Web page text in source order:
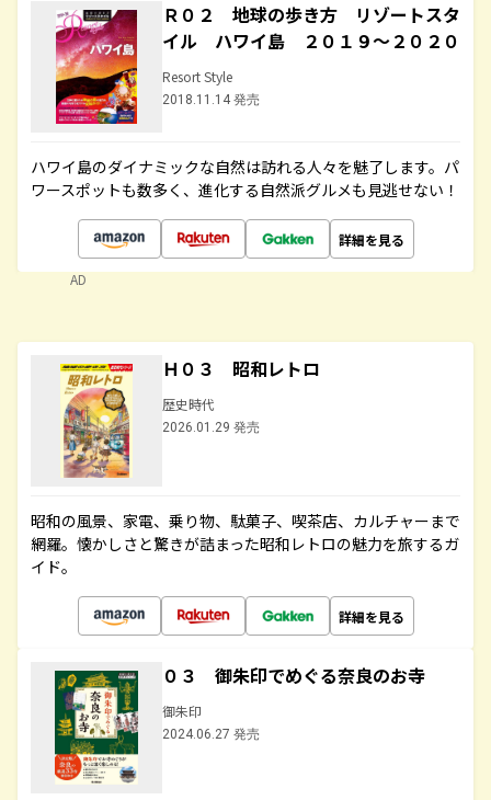
Ｒ０２ 地球の歩き方 リゾートスタ
イル ハワイ島 ２０１９～２０２０
Resort Style
2018.11.14 発売
ハワイ島のダイナミックな自然は訪れる人々を魅了します。パ
ワースポットも数多く、進化する自然派グルメも見逃せない！
詳細を見る
AD
Ｈ０３ 昭和レトロ
歴史時代
2026.01.29 発売
昭和の風景、家電、乗り物、駄菓子、喫茶店、カルチャーまで
網羅。懐かしさと驚きが詰まった昭和レトロの魅力を旅するガ
イド。
詳細を見る
０３ 御朱印でめぐる奈良のお寺
御朱印
2024.06.27 発売